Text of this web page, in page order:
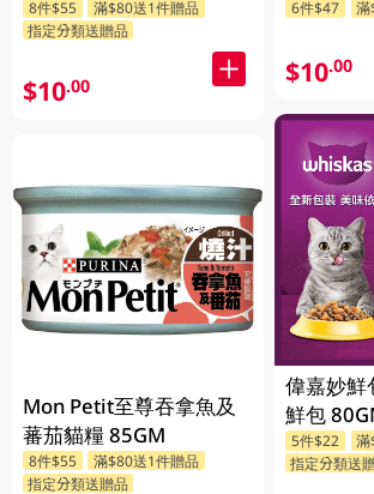
8件$55
滿$80送1件贈品
指定分類送贈品
$10.00
Mon Petit至尊吞拿魚及
蕃茄貓糧 85GM
8件$55
滿$80送1件贈品
指定分類送贈品
6件$47 滿
$10.00
偉嘉妙鮮
鮮包
5件$22
滿
指定分類送